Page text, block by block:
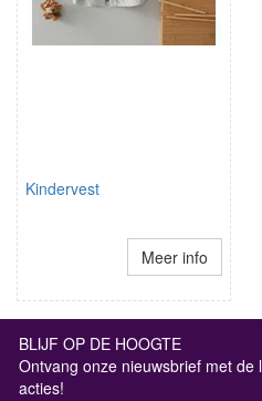
Kindervest
Meer info
BLIJF OP DE HOOGTE
Ontvang onze nieuwsbrief met
acties!